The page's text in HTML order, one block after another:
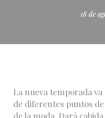
18 de
La nueva temporada
de diferentes puntos
de la moda. Dará